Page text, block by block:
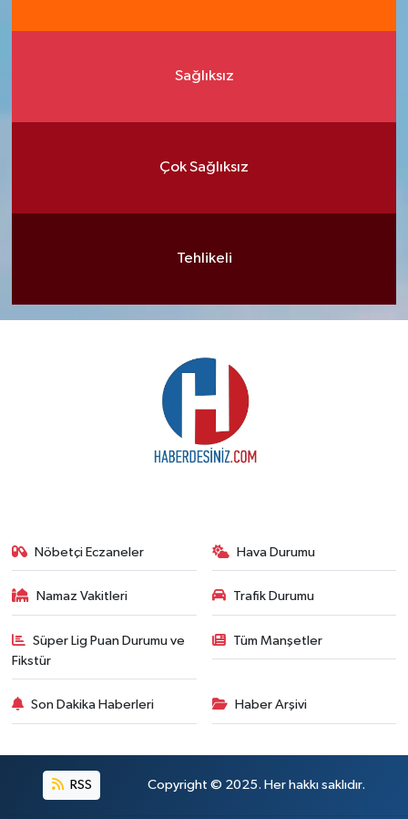
Sağlıksız
Çok Sağlıksız
Tehlikeli
Nöbetçi Eczaneler Hava Durumu
Namaz Vakitleri Trafik Durumu
Süper Lig Puan Durumu ve
Fikstür
Tüm Manşetler
Son Dakika Haberleri Haber Arşivi
RSS Copyright © 2025. Her hakkı saklıdır.